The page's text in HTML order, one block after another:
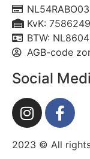
KvK:
BTW:
AGB-code
Social
2023 © All rights